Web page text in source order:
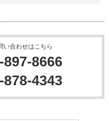
い合わせはこちら
897-8666
878-4343